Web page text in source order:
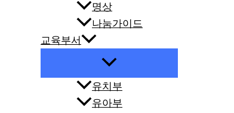
명상
나눔가이드
교육부서
유치부
유아부